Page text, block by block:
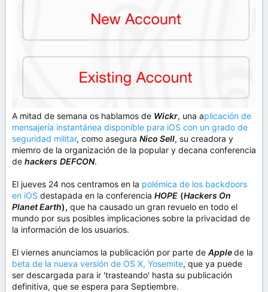
A mitad de semana os hablamos de Wickr, una aplicación de
mensajería instantánea disponible para iOS con un grado de
seguridad militar, como asegura Nico Sell, su creadora y
miemro de la organización de la popular y decana conferencia
de hackers DEFCON.
El jueves 24 nos centramos en la polémica de los backdoors
en iOS destapada en la conferencia HOPE (Hackers On
Planet Earth), que ha causado un gran revuelo en todo el
mundo por sus posibles implicaciones sobre la privacidad de
la información de los usuarios.
El viernes anunciamos la publicación por parte de Applede la
beta de la nueva versión de OS X, Yosemite, que ya puede
ser descargada para ir 'trasteando' hasta su publicación
definitiva, que se espera para Septiembre.